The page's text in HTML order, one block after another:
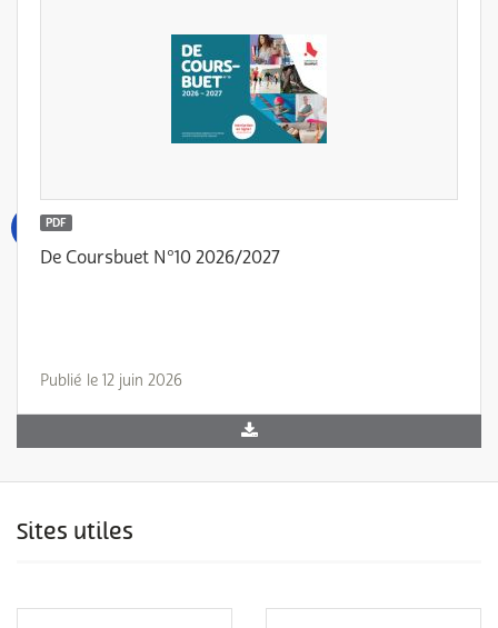
PDF
De Coursbuet N°10 2026/2027
Publié le 12 juin 2026
Sites utiles